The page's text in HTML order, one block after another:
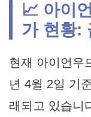
📈 아이
가 현황:
현재 아이언우
년 4월 2일 기
래되고 있습니